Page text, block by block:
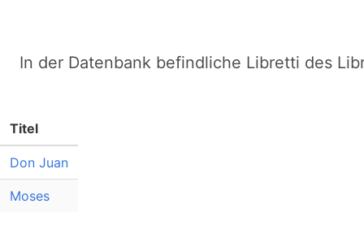
In der Datenbank befindliche Libretti des
Titel
Don Juan
Moses